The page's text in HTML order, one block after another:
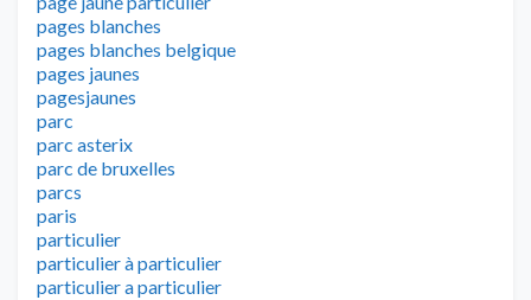
pages blanches
pages blanches belgique
pages jaunes
pagesjaunes
parc
parc asterix
parc de bruxelles
parcs
paris
particulier
particulier à particulier
particulier a particulier